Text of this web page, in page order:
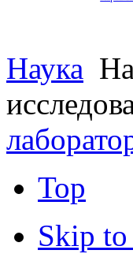
Наука
Top
Skip